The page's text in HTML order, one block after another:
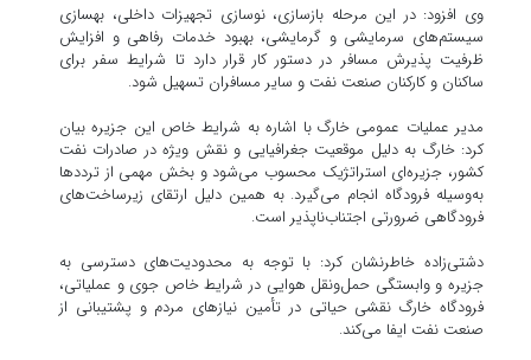
وی افزود: در این مرحله بازسازی، نوسازی تجهیزات داخلی، بهسازی
سیستم‌های سرمایشی و گرمایشی، بهبود خدمات رفاهی و افزایش
ظرفیت پذیرش مسافر در دستور کار قرار دارد تا شرایط سفر برای
ساکنان و کارکنان صنعت نفت و سایر مسافران تسهیل شود.
مدیر عملیات عمومی خارگ با اشاره به شرایط خاص این جزیره بیان
کرد: خارگ به دلیل موقعیت جغرافیایی و نقش ویژه در صادرات نفت
کشور، جزیره‌ای استراتژیک محسوب می‌شود و بخش مهمی از ترددها
به‌وسیله فرودگاه انجام می‌گیرد. به همین دلیل ارتقای زیرساخت‌های
فرودگاهی ضرورتی اجتناب‌ناپذیر است.
دشتی‌زاده خاطرنشان کرد: با توجه به محدودیت‌های دسترسی به
جزیره و وابستگی حمل‌ونقل هوایی در شرایط خاص جوی و عملیاتی،
فرودگاه خارگ نقشی حیاتی در تأمین نیازهای مردم و پشتیبانی از
صنعت نفت ایفا می‌کند.